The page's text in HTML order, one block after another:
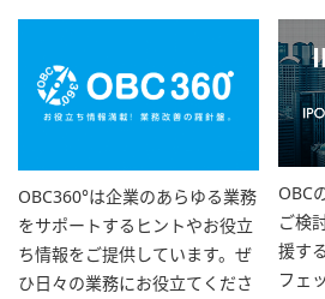
OBC360°は企業のあらゆる業務
をサポートするヒントやお役立
ち情報をご提供しています。ぜ
ひ日々の業務にお役立てくださ
OBC
ご検
援す
フェ